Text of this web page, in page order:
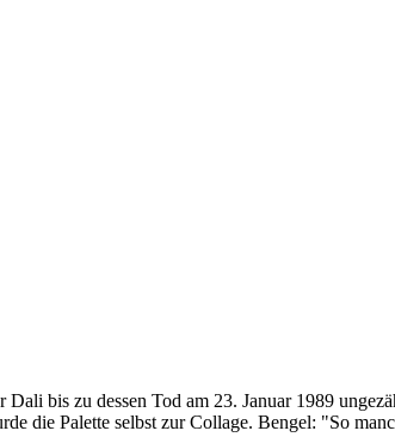
bis zu dessen Tod am 23. Januar 1989
die Palette selbst zur Collage. Bengel: "So